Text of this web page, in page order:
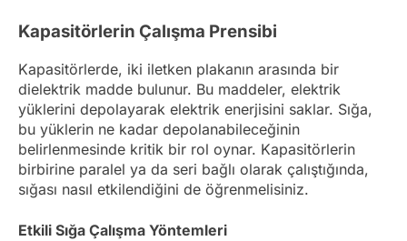
Kapasitörlerin Çalışma Prensibi
Kapasitörlerde, iki iletken plakanın arasında bir
dielektrik madde bulunur. Bu maddeler, elektrik
yüklerini depolayarak elektrik enerjisini saklar. Sığa,
bu yüklerin ne kadar depolanabileceğinin
belirlenmesinde kritik bir rol oynar. Kapasitörlerin
birbirine paralel ya da seri bağlı olarak çalıştığında,
sığası nasıl etkilendiğini de öğrenmelisiniz.
Etkili Sığa Çalışma Yöntemleri